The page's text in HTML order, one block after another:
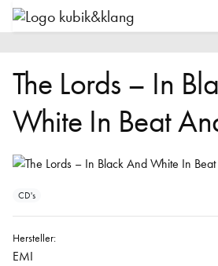
The Lords – In
White In Beat
CD's
Hersteller:
EMI